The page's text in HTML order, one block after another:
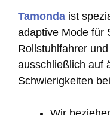
Tamonda ist
adaptive Mode für
Rollstuhlfahrer
ausschließlich auf
Schwierigkeiten